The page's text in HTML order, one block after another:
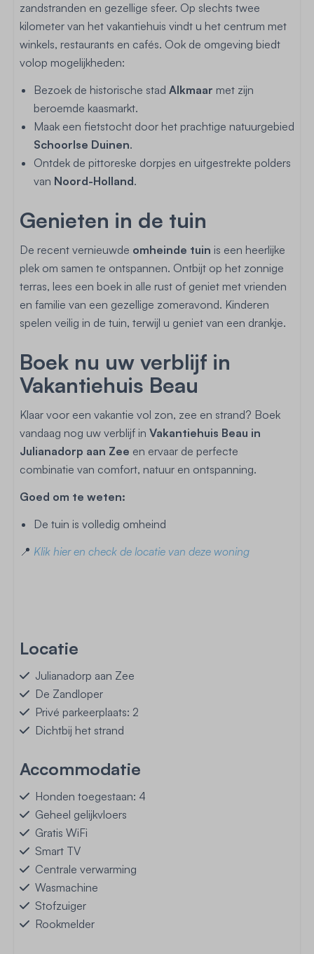
zandstranden en gezellige sfeer. Op slechts twee
kilometer van het vakantiehuis vindt u het centrum met
winkels, restaurants en cafés. Ook de omgeving biedt
volop mogelijkheden:
Bezoek de historische stad Alkmaar met zijn
beroemde kaasmarkt.
Maak een fietstocht door het prachtige natuurgebied
Schoorlse Duinen.
Ontdek de pittoreske dorpjes en uitgestrekte polders
van Noord-Holland.
Genieten in de tuin
De recent vernieuwde omheinde tuin is een heerlijke
plek om samen te ontspannen. Ontbijt op het zonnige
terras, lees een boek in alle rust of geniet met vrienden
en familie van een gezellige zomeravond. Kinderen
spelen veilig in de tuin, terwijl u geniet van een drankje.
Boek nu uw verblijf in
Vakantiehuis Beau
Klaar voor een vakantie vol zon, zee en strand? Boek
vandaag nog uw verblijf in Vakantiehuis Beau in
Julianadorp aan Zee en ervaar de perfecte
combinatie van comfort, natuur en ontspanning.
Goed om te weten:
De tuin is volledig omheind
📍 Klik hier en check de locatie van deze woning
Locatie
Julianadorp aan Zee
De Zandloper
Privé parkeerplaats: 2
Dichtbij het strand
Accommodatie
Honden toegestaan: 4
Geheel gelijkvloers
Gratis WiFi
Smart TV
Centrale verwarming
Wasmachine
Stofzuiger
Rookmelder